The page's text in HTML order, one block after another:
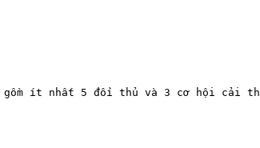
gồm ít nhất 5 đối thủ và 3 cơ hội cải